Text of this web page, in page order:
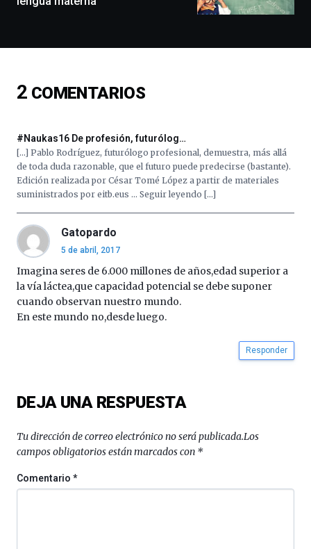
docufórums
de
16
de
organizada
por
la
Cátedra…
2 COMENTARIOS
#Naukas16 De profesión, futurólog…
[…] Pablo Rodríguez, futurólogo profesional, demuestra, más allá
de toda duda razonable, que el futuro puede predecirse (bastante).
Edición realizada por César Tomé López a partir de materiales
suministrados por eitb.eus … Seguir leyendo […]
Gatopardo
5 de abril, 2017
Imagina seres de 6.000 millones de años,edad superior a
la vía láctea,que capacidad potencial se debe suponer
cuando observan nuestro mundo.
En este mundo no,desde luego.
Responder
DEJA UNA RESPUESTA
Tu dirección de correo electrónico no será publicada.Los
campos obligatorios están marcados con *
Comentario*